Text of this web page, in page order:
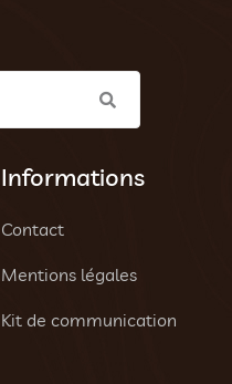
Informations
Contact
Mentions légales
Kit de communication